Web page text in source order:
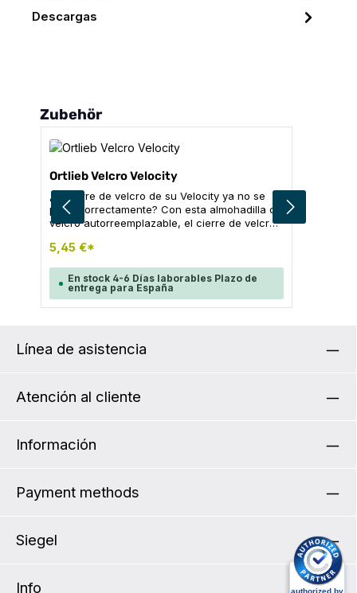
Descargas
Omitir la galería de productos
Zubehör
Ortlieb Velcro Velocity
¿El cierre de velcro de su Velocity ya no se
pega correctamente? Con esta almohadilla de
velcro autorreemplazable, el cierre de velcro
modelos Velocity a partir de 2020 Contenido: 1
negro
5,45 €*
En stock 4-6 Días laborables Plazo de
entrega para España
Línea de asistencia
Atención al cliente
Información
Payment methods
Siegel
Info